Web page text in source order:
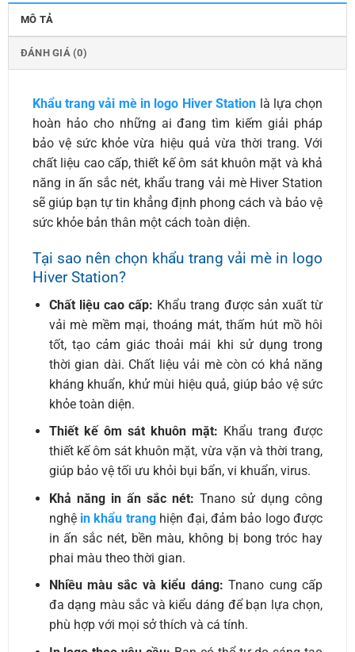
MÔ TẢ
ĐÁNH GIÁ (0)
Khẩu trang vải mè in logo Hiver Station là lựa chọn
hoàn hảo cho những ai đang tìm kiếm giải pháp
bảo vệ sức khỏe vừa hiệu quả vừa thời trang. Với
chất liệu cao cấp, thiết kế ôm sát khuôn mặt và khả
năng in ấn sắc nét, khẩu trang vải mè Hiver Station
sẽ giúp bạn tự tin khẳng định phong cách và bảo vệ
sức khỏe bản thân một cách toàn diện.
Tại sao nên chọn khẩu trang vải mè in logo
Hiver Station?
Chất liệu cao cấp: Khẩu trang được sản xuất từ
vải mè mềm mại, thoáng mát, thấm hút mồ hôi
tốt, tạo cảm giác thoải mái khi sử dụng trong
thời gian dài. Chất liệu vải mè còn có khả năng
kháng khuẩn, khử mùi hiệu quả, giúp bảo vệ sức
khỏe toàn diện.
Thiết kế ôm sát khuôn mặt: Khẩu trang được
thiết kế ôm sát khuôn mặt, vừa vặn và thời trang,
giúp bảo vệ tối ưu khỏi bụi bẩn, vi khuẩn, virus.
Khả năng in ấn sắc nét: Tnano sử dụng công
nghệ in khẩu tranghiện đại, đảm bảo logo được
in ấn sắc nét, bền màu, không bị bong tróc hay
phai màu theo thời gian.
Nhiều màu sắc và kiểu dáng: Tnano cung cấp
đa dạng màu sắc và kiểu dáng để bạn lựa chọn,
phù hợp với mọi sở thích và cá tính.